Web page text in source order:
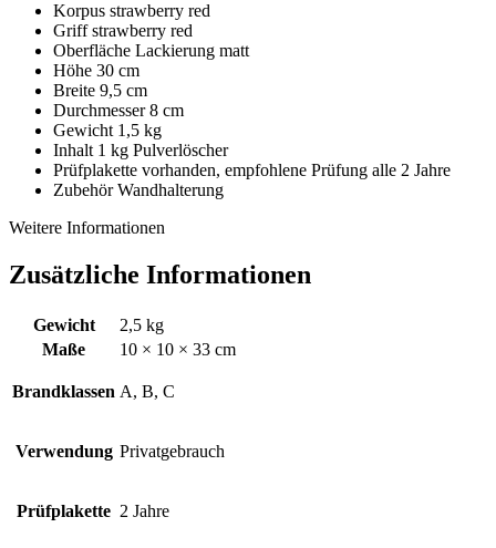
Korpus strawberry red
Griff strawberry red
Oberfläche Lackierung matt
Höhe 30 cm
Breite 9,5 cm
Durchmesser 8 cm
Gewicht 1,5 kg
Inhalt 1 kg Pulverlöscher
Prüfplakette vorhanden, empfohlene Prüfung alle 2 Jahre
Zubehör Wandhalterung
Weitere Informationen
Zusätzliche Informationen
Gewicht
2,5 kg
Maße
10 × 10 × 33 cm
Brandklassen A, B, C
Verwendung Privatgebrauch
Prüfplakette 2 Jahre